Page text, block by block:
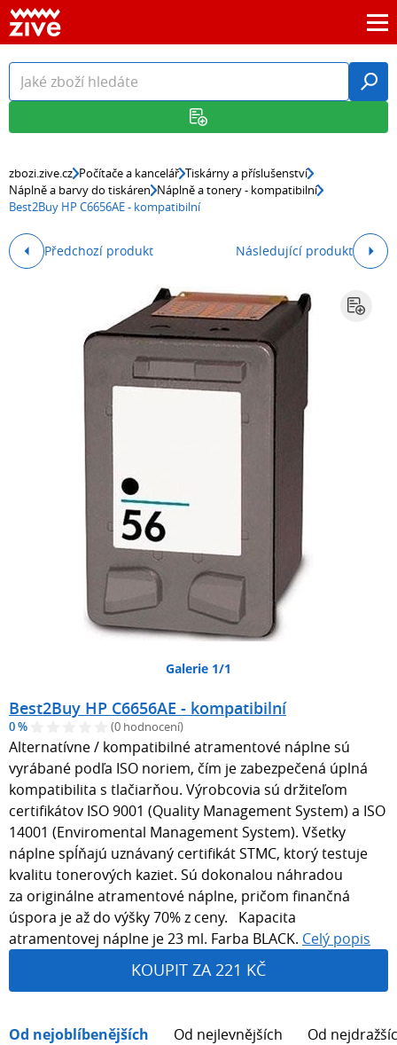
zbozi.zive.cz Počítače a kancelář Tiskárny a příslušenství
Náplně a barvy do tiskáren Náplně a tonery - kompatibilní
Best2Buy HP C6656AE - kompatibilní
Předchozí produkt Následující produkt
Galerie 1/1
Best2Buy HP C6656AE - kompatibilní
0 % (0 hodnocení)
Alternatívne / kompatibilné atramentové náplne sú
vyrábané podľa ISO noriem, čím je zabezpečená úplná
kompatibilita s tlačiarňou. Výrobcovia sú držiteľom
certifikátov ISO 9001 (Quality Management System) a ISO
14001 (Enviromental Management System). Všetky
náplne spĺňajú uznávaný certifikát STMC, ktorý testuje
kvalitu tonerových kaziet. Sú dokonalou náhradou
za originálne atramentové náplne, pričom finančná
úspora je až do výšky 70% z ceny. Kapacita
atramentovej náplne je 23 ml. Farba BLACK. Celý popis
KOUPIT ZA 221 KČ
Od nejoblíbenějších Od nejlevnějších Od